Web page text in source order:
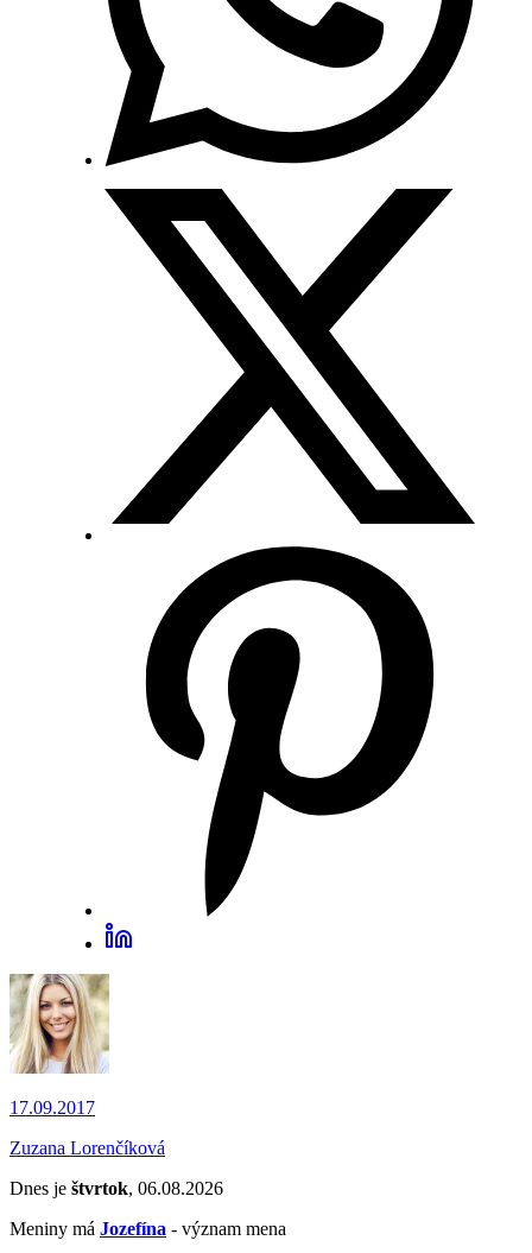
17.09.2017
Zuzana Lorenčíková
Dnes je štvrtok, 06.08.2026
Meniny má Jozefína - význam mena